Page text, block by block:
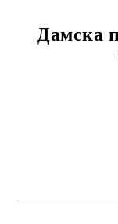
Дамска